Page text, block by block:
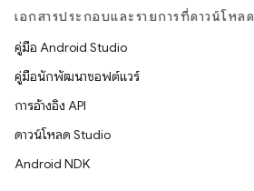
เอกสารประกอบและรายการที่ดาวน์โหลด
คู่มือ Android Studio
คู่มือนักพัฒนาซอฟต์แวร์
การอ้างอิง API
ดาวน์โหลด Studio
Android NDK